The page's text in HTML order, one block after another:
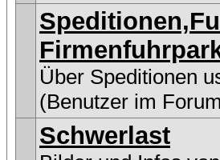
Über Speditionen
(Benutzer im
Schwerlast